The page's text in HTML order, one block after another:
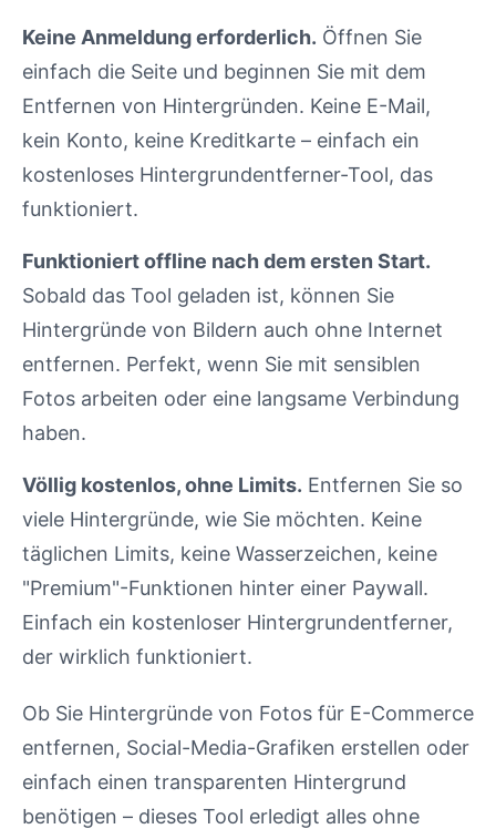
Keine Anmeldung erforderlich. Öffnen Sie
einfach die Seite und beginnen Sie mit dem
Entfernen von Hintergründen. Keine E-Mail,
kein Konto, keine Kreditkarte – einfach ein
kostenloses Hintergrundentferner-Tool, das
funktioniert.
Funktioniert offline nach dem ersten Start.
Sobald das Tool geladen ist, können Sie
Hintergründe von Bildern auch ohne Internet
entfernen. Perfekt, wenn Sie mit sensiblen
Fotos arbeiten oder eine langsame Verbindung
haben.
Völlig kostenlos, ohne Limits. Entfernen Sie so
viele Hintergründe, wie Sie möchten. Keine
täglichen Limits, keine Wasserzeichen, keine
"Premium"-Funktionen hinter einer Paywall.
Einfach ein kostenloser Hintergrundentferner,
der wirklich funktioniert.
Ob Sie Hintergründe von Fotos für E-Commerce
entfernen, Social-Media-Grafiken erstellen oder
einfach einen transparenten Hintergrund
benötigen – dieses Tool erledigt alles ohne